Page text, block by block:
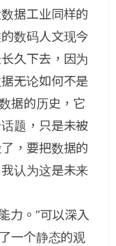
据工业同样的
数码人文现今
久下去，因为
无论如何不是
据的历史，它
题，只是未被
，要把数据的
认为这是未来
力。”可以深入
一个静态的观